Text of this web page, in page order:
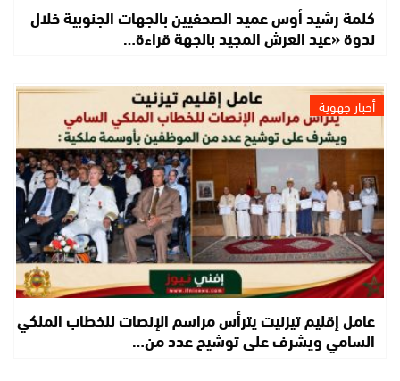
كلمة رشيد أوس عميد الصحفيين بالجهات الجنوبية خلال
ندوة «عيد العرش المجيد بالجهة قراءة…
أخبار جهوية
عامل إقليم تيزنيت يترأس مراسم الإنصات للخطاب الملكي
السامي ويشرف على توشيح عدد من…